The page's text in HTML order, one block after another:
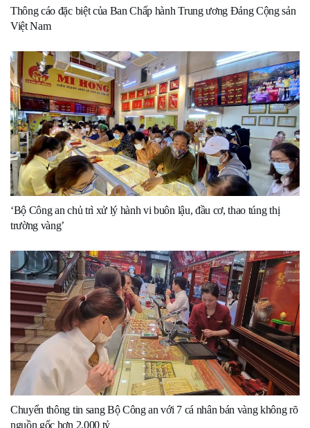
Thông cáo đặc biệt của Ban Chấp hành Trung ương Đảng Cộng sản
Việt Nam
‘Bộ Công an chủ trì xử lý hành vi buôn lậu, đầu cơ, thao túng thị
trường vàng’
Chuyển thông tin sang Bộ Công an với 7 cá nhân bán vàng không rõ
nguồn gốc hơn 2.000 tỷ